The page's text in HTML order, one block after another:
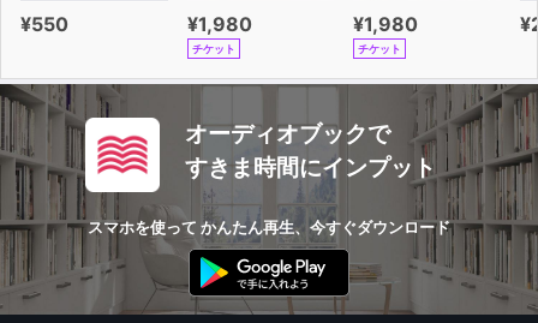
¥550 ¥1,980
チケット
¥1,980
チケット
オーディオブックで
すきま時間にインプット
スマホを使って かんたん再生、今すぐダウンロード